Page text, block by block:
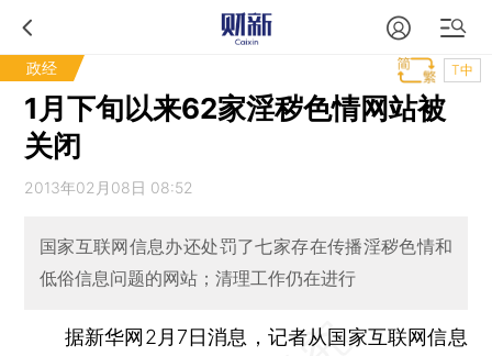
政经 T中
1月下旬以来62家淫秽色情网站被
关闭
2013年02月08日 08:52
国家互联网信息办还处罚了七家存在传播淫秽色情和
低俗信息问题的网站；清理工作仍在进行
据新华网2月7日消息，记者从国家互联网信息